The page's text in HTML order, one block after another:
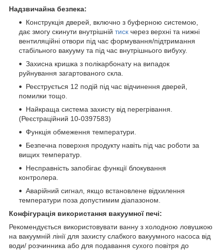
Надзвичайна безпека:
Конструкція дверей, включно з буферною системою,
дає змогу скинути внутрішній тиск через верхні та нижні
вентиляційні отвори під час формування/підтримання
стабільного вакууму та під час внутрішнього вибуху.
Захисна кришка з полікарбонату на випадок
руйнування загартованого скла.
Реєструється 12 подій під час відчинення дверей,
помилки тощо.
Найкраща система захисту від перегрівання.
(Реєстраційний 10-0397583)
Функція обмеження температури.
Безпечна поверхня продукту навіть під час роботи за
вищих температур.
Несправність запобігає функції блокування
контролера.
Аварійний сигнал, якщо встановлене відхилення
температури поза допустимим діапазоном.
Конфігурація використання вакуумної печі:
Рекомендується використовувати ванну з холодною ловушкою
на вакуумній лінії для захисту слабкого вакуумного насоса від
води/ розчинника або для подавання сухого повітря до